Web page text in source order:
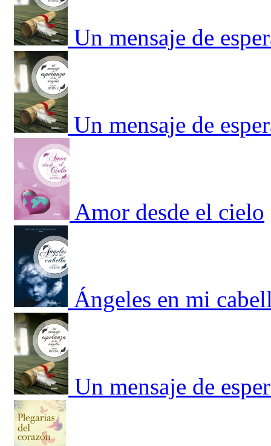
Un mensaje de
Un mensaje de
Amor desde el cielo
Ángeles en mi
Un mensaje de